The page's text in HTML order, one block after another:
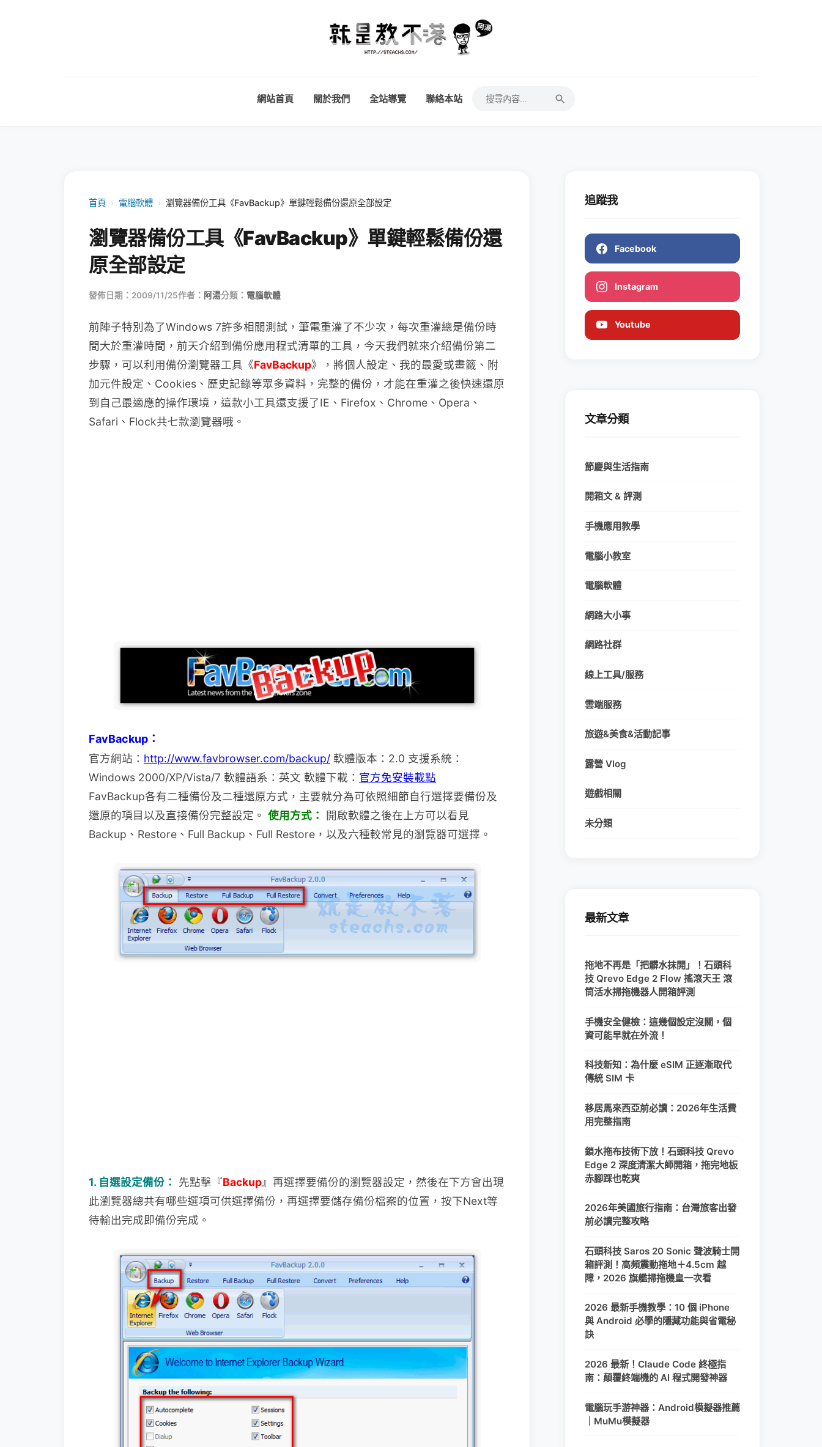
網站首頁 關於我們 全站導覽 聯絡本站
首頁 › 電腦軟體 › 瀏覽器備份工具《FavBackup》單鍵輕鬆備份還原全部設定
瀏覽器備份工具《FavBackup》單鍵輕鬆備份還
原全部設定
發佈日期：2009/11/25作者： 阿湯分類： 電腦軟體
前陣子特別為了Windows 7許多相關測試，筆電重灌了不少次，每次重灌總是備份時
間大於重灌時間，前天介紹到備份應用程式清單的工具，今天我們就來介紹備份第二
步驟，可以利用備份瀏覽器工具《FavBackup》，將個人設定、我的最愛或畫籤、附
加元件設定、Cookies、歷史記錄等眾多資料，完整的備份，才能在重灌之後快速還原
到自己最適應的操作環境，這款小工具還支援了IE、Firefox、Chrome、Opera、
Safari、Flock共七款瀏覽器哦。
FavBackup：
官方網站： http://www.favbrowser.com/backup/ 軟體版本：2.0 支援系統：
Windows 2000/XP/Vista/7 軟體語系：英文 軟體下載： 官方免安裝載點
FavBackup各有二種備份及二種還原方式，主要就分為可依照細節自行選擇要備份及
還原的項目以及直接備份完整設定。 使用方式：
開啟軟體之後在上方可以看見
Backup、Restore、Full Backup、Full Restore，以及六種較常見的瀏覽器可選擇。
1. 自選設定備份： 先點擊『Backup』再選擇要備份的瀏覽器設定，然後在下方會出現
此瀏覽器總共有哪些選項可供選擇備份，再選擇要儲存備份檔案的位置，按下Next等
待輸出完成即備份完成。
追蹤我
Facebook
Instagram
Youtube
文章分類
節慶與生活指南
開箱文 & 評測
手機應用教學
電腦小教室
電腦軟體
網路大小事
網路社群
線上工具/服務
雲端服務
旅遊&美食&活動記事
露營 Vlog
遊戲相關
未分類
最新文章
拖地不再是「把髒水抹開」！石頭科
技 Qrevo Edge 2 Flow 搖滾天王 滾
筒活水掃拖機器人開箱評測
手機安全健檢：這幾個設定沒關，個
資可能早就在外流！
科技新知：為什麼 eSIM 正逐漸取代
傳統 SIM 卡
移居馬來西亞前必讀：2026年生活費
用完整指南
鎖水拖布技術下放！石頭科技 Qrevo
Edge 2 深度清潔大師開箱，拖完地板
赤腳踩也乾爽
2026年美國旅行指南：台灣旅客出發
前必讀完整攻略
石頭科技 Saros 20 Sonic 聲波騎士開
箱評測！高頻震動拖地＋4.5cm 越
障，2026 旗艦掃拖機皇一次看
2026 最新手機教學：10 個 iPhone
與 Android 必學的隱藏功能與省電秘
訣
2026 最新！Claude Code 終極指
南：顛覆終端機的 AI 程式開發神器
電腦玩手游神器：Android模擬器推薦
｜MuMu模擬器